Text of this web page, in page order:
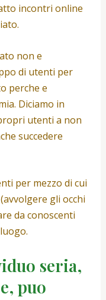
incontri online
non e
di utenti per
perche e
Diciamo in
utenti a non
succedere
per mezzo di cui
gli occhi
da conoscenti
seria,
puo